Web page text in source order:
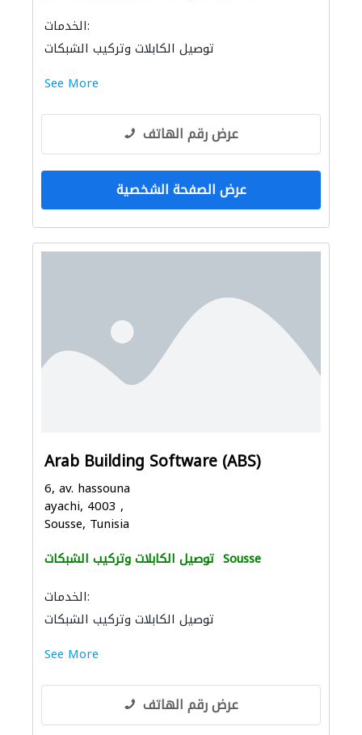
الخدمات:
توصيل الكابلات وتركيب الشبكات
See More
عرض رقم الهاتف
عرض الصفحة الشخصية
Arab Building Software (ABS)
6, av. hassouna
ayachi, 4003 ,
Sousse, Tunisia
توصيل الكابلات وتركيب الشبكات Sousse
الخدمات:
توصيل الكابلات وتركيب الشبكات
See More
عرض رقم الهاتف